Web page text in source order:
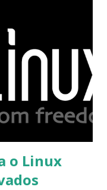
existem outras
opção.
o Linux